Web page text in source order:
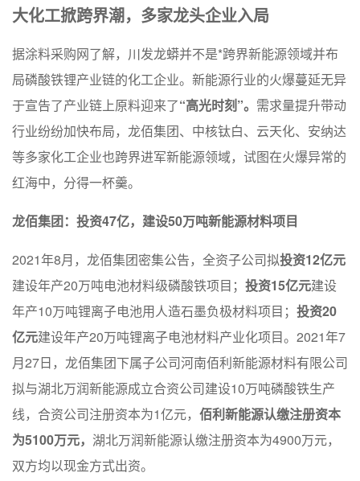
大化工掀跨界潮，多家龙头企业入局
据涂料采购网了解，川发龙蟒并不是*跨界新能源领域并布
局磷酸铁锂产业链的化工企业。新能源行业的火爆蔓延无异
于宣告了产业链上原料迎来了“高光时刻”。 需求量提升带动
行业纷纷加快布局，龙佰集团、中核钛白、云天化、安纳达
等多家化工企业也跨界进军新能源领域，试图在火爆异常的
红海中，分得一杯羹。
龙佰集团：投资47亿，建设50万吨新能源材料项目
2021年8月，龙佰集团密集公告，全资子公司拟投资12亿元
建设年产20万吨电池材料级磷酸铁项目； 投资15亿元建设
年产10万吨锂离子电池用人造石墨负极材料项目； 投资20
亿元建设年产20万吨锂离子电池材料产业化项目。2021年7
月27日，龙佰集团下属子公司河南佰利新能源材料有限公司
拟与湖北万润新能源成立合资公司建设10万吨磷酸铁生产
线，合资公司注册资本为1亿元， 佰利新能源认缴注册资本
为5100万元， 湖北万润新能源认缴注册资本为4900万元，
双方均以现金方式出资。